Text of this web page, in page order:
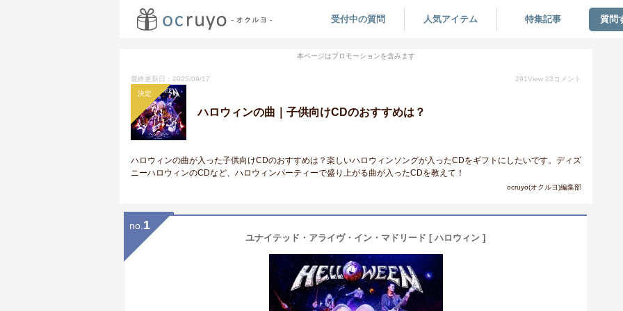
受付中の質問 人気アイテム 特集記事 質問
本ページはプロモーションを含みます
最終更新日：2025/09/17 291View 23 コメント
決定
ハロウィンの曲｜子供向けCDのおすすめは？
ハロウィンの曲が入った子供向けCDのおすすめは？楽しいハロウィンソングが入ったCDをギフトにしたいです。ディズ
ニーハロウィンのCDなど、ハロウィンパーティーで盛り上がる曲が入ったCDを教えて！
ocruyo(オクルヨ)編集部
no. 1
ユナイテッド・アライヴ・イン・マドリード [ ハロウィン ]